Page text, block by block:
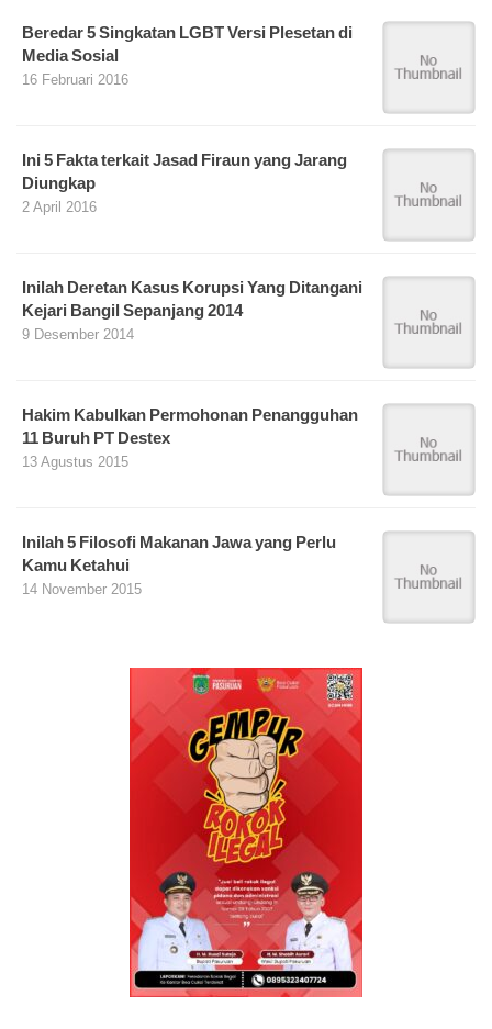
Beredar 5 Singkatan LGBT Versi Plesetan di
Media Sosial
16 Februari 2016
Ini 5 Fakta terkait Jasad Firaun yang Jarang
Diungkap
2 April 2016
Inilah Deretan Kasus Korupsi Yang Ditangani
Kejari Bangil Sepanjang 2014
9 Desember 2014
Hakim Kabulkan Permohonan Penangguhan
11 Buruh PT Destex
13 Agustus 2015
Inilah 5 Filosofi Makanan Jawa yang Perlu
Kamu Ketahui
14 November 2015